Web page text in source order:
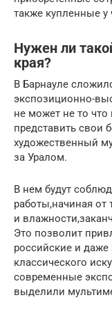
также купленные у
Нужен ли
края?
В Барнауле
экспозиционно-
не может не то что
представить свои
художественный
за Уралом.
В нем будут
работы,начиная от
и
Это позволит
российские и
классического
современные
выделили